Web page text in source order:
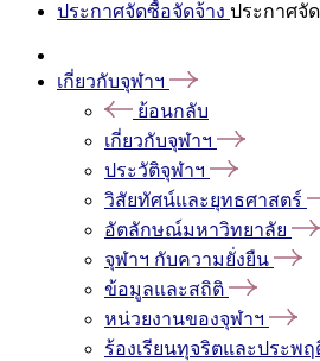
ประกาศจัดซื้อจัดจ้าง ประกาศจั
เกี่ยวกับจุฬาฯ
ย้อนกลับ
เกี่ยวกับจุฬาฯ
ประวัติจุฬาฯ
วิสัยทัศน์และยุทธศาสตร์
อัตลักษณ์มหาวิทยาลัย
จุฬาฯ กับความยั่งยืน
ข้อมูลและสถิติ
หน่วยงานของจุฬาฯ
ร้องเรียนทุจริตและประพ